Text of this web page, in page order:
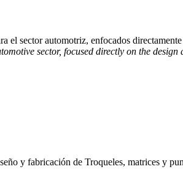
el sector automotriz, enfocados
sector, focused directly on the
y fabricación de Troqueles, matrices y